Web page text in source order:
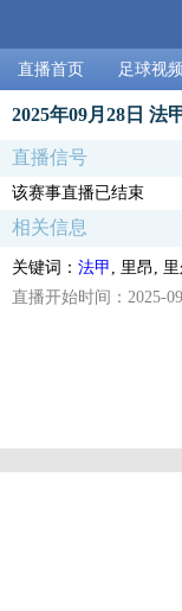
直播首页 足球视
2025年09月28日 法
直播信号
该赛事直播已结束
相关信息
关键词： 法甲 , 里昂, 里
直播开始时间：2025-